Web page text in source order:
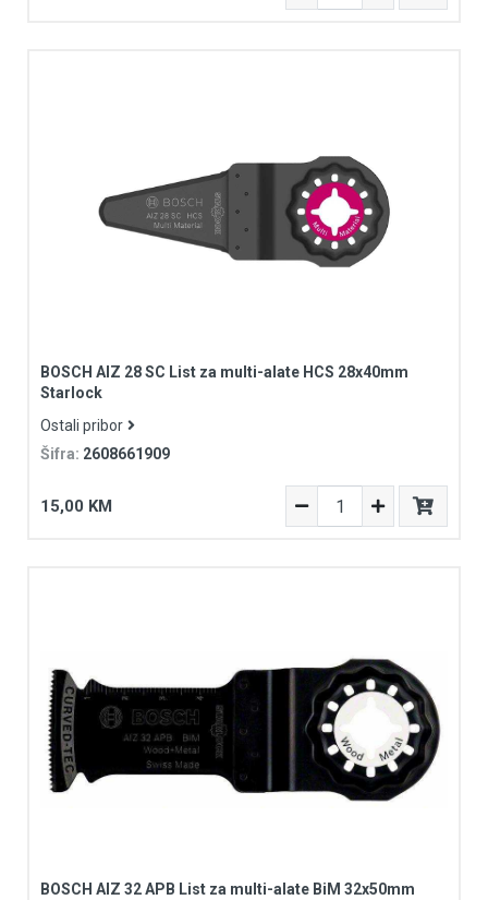
BOSCH AIZ 28 SC List za multi-alate HCS 28x40mm
Starlock
Ostali pribor
Šifra: 2608661909
15,00 KM
BOSCH AIZ 32 APB List za multi-alate BiM 32x50mm